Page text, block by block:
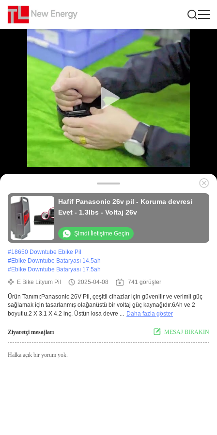
Hafif Panasonic 26v pil - Koruma devresi
Evet - 1.3lbs - Voltaj 26v
Şimdi İletişime Geçin
#18650 Downtube Ebike Pil
#Ebike Downtube Bataryası 14.5ah
#Ebike Downtube Bataryası 17.5ah
E Bike Lityum Pil
2025-04-08 741 görüşler
Ürün Tanımı:Panasonic 26V Pil, çeşitli cihazlar için güvenilir ve verimli güç
sağlamak için tasarlanmış olağanüstü bir voltaj güç kaynağıdır.6Ah ve 2
boyutlu.2 X 3.1 X 4.2 inç. Üstün kısa devre ... Daha fazla göster
Ziyaretçi mesajları MESAJ BIRAKIN
Halka açık bir yorum yok.